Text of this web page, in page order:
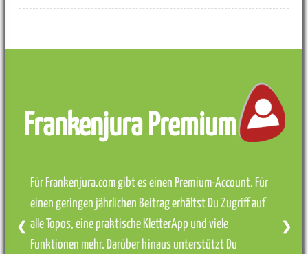
Frankenjura Premium
Für Frankenjura.com gibt es einen Premium-Account. Für
einen geringen jährlichen Beitrag erhältst Du Zugriff auf
alle Topos, eine praktische KletterApp und viele
Funktionen mehr. Darüber hinaus unterstützt Du
❮ ❯